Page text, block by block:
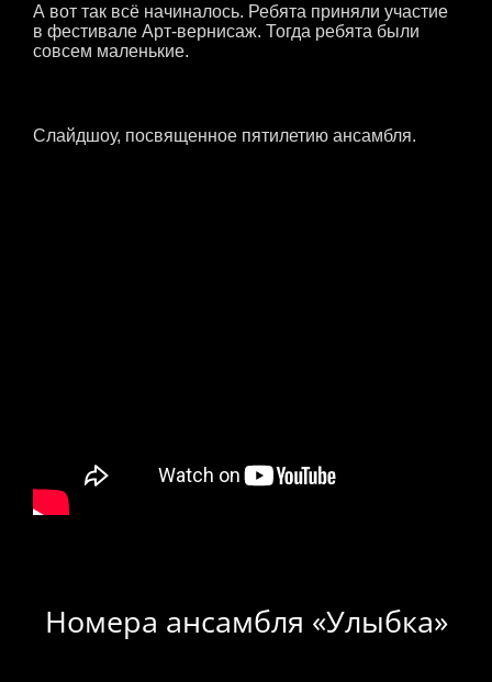
А вот так всё начиналось. Ребята приняли участие
в фестивале Арт-вернисаж. Тогда ребята были
совсем маленькие.
Слайдшоу, посвященное пятилетию ансамбля.
Номера ансамбля «Улыбка»